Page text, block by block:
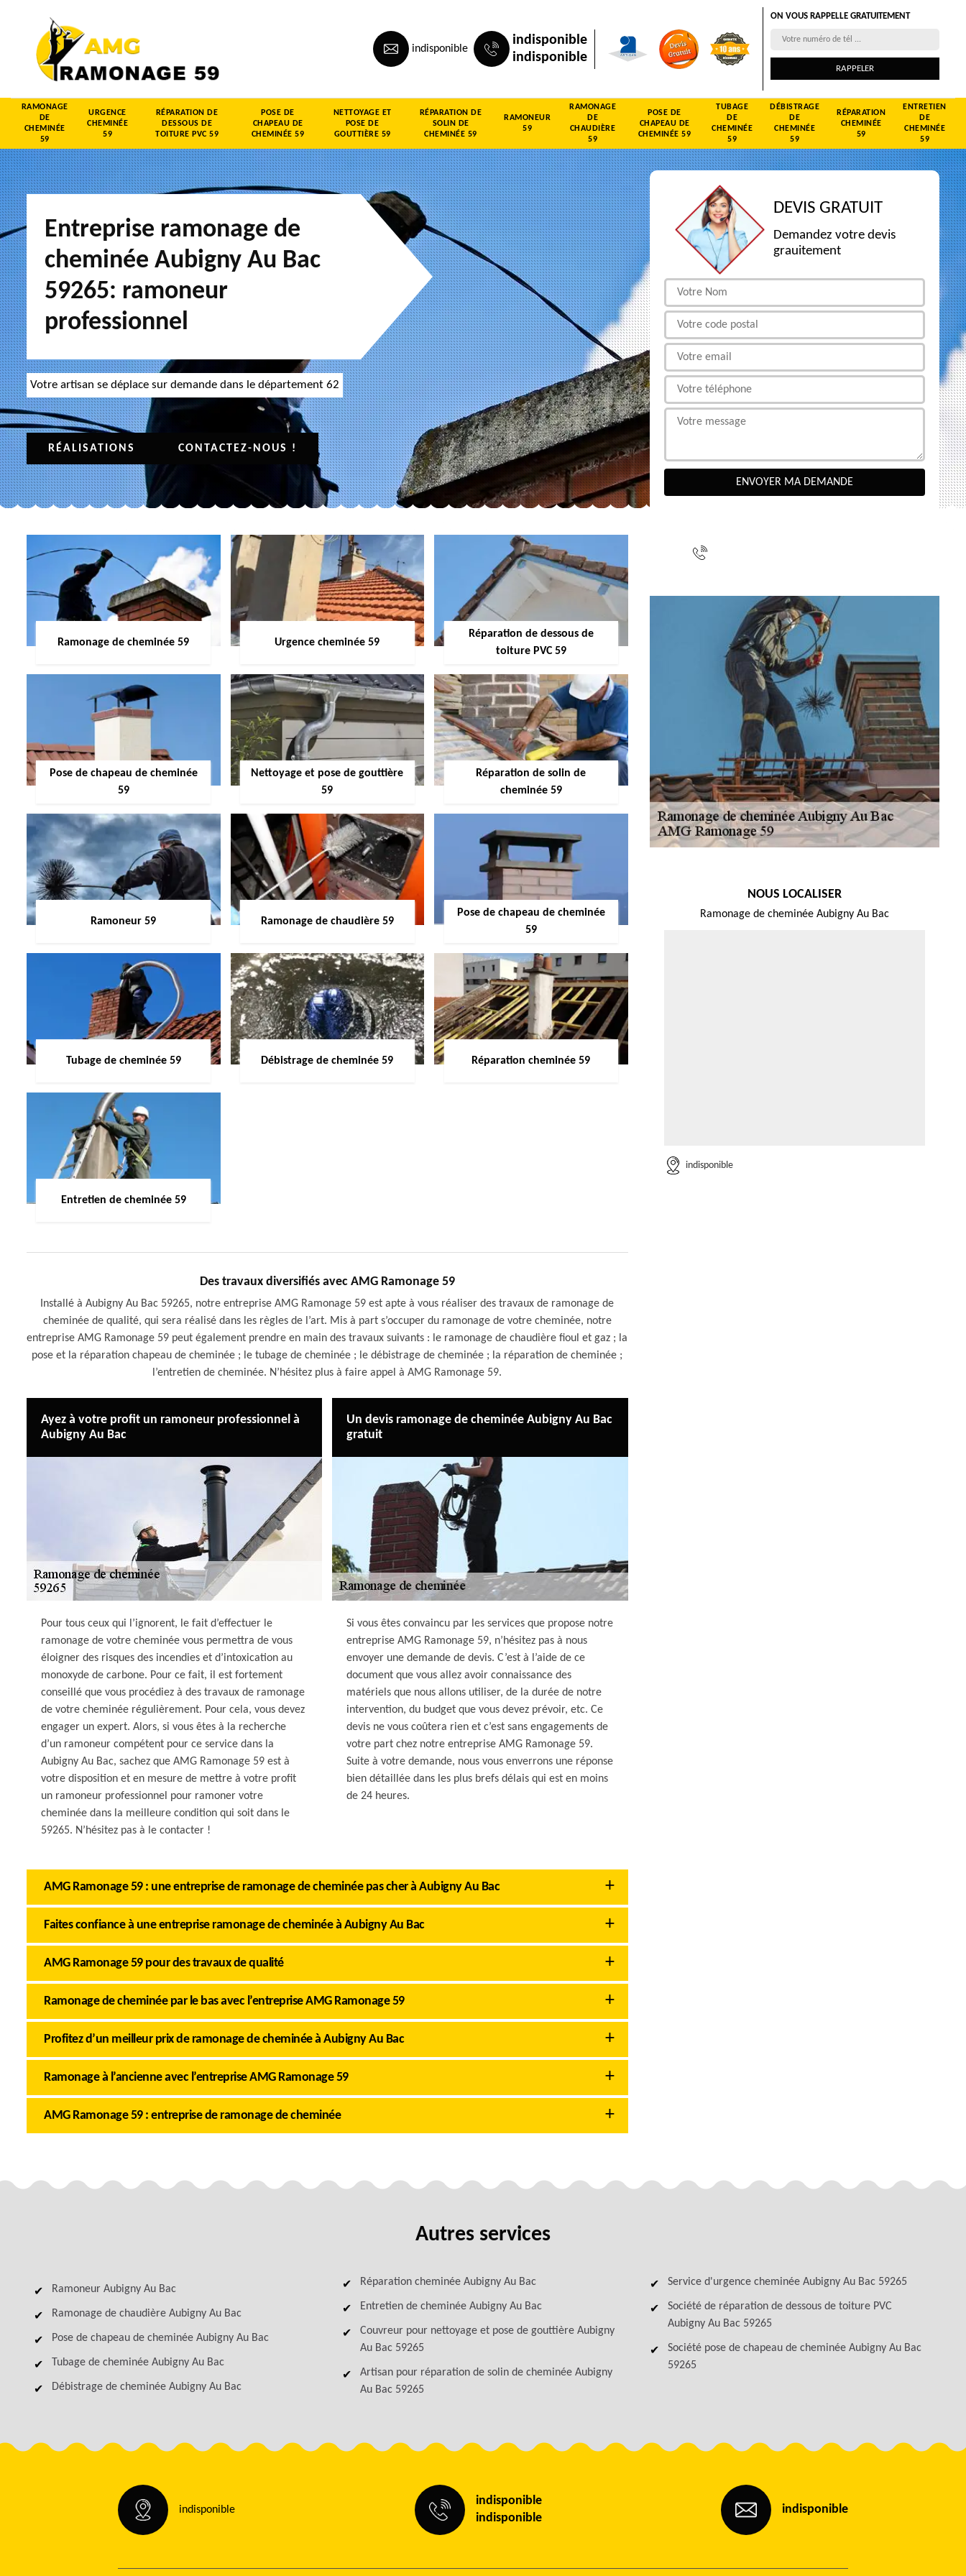
indisponible
indisponible
indisponible
ON VOUS RAPPELLE GRATUITEMENT
RAMONAGE
DE
CHEMINÉE
59
URGENCE
CHEMINÉE
59
RÉPARATION DE
DESSOUS DE
TOITURE PVC 59
POSE DE
CHAPEAU DE
CHEMINÉE 59
NETTOYAGE ET
POSE DE
GOUTTIÈRE 59
RÉPARATION DE
SOLIN DE
CHEMINÉE 59
RAMONEUR
59
RAMONAGE
DE
CHAUDIÈRE
59
POSE DE
CHAPEAU DE
CHEMINÉE 59
TUBAGE
DE
CHEMINÉE
59
DÉBISTRAGE
DE
CHEMINÉE
59
RÉPARATION
CHEMINÉE
59
ENTRETIEN
DE
CHEMINÉE
59
Entreprise ramonage de
cheminée Aubigny Au Bac
59265: ramoneur
professionnel
Votre artisan se déplace sur demande dans le département 62
RÉALISATIONS CONTACTEZ-NOUS !
Ramonage de cheminée 59 Urgence cheminée 59
Réparation de dessous de
toiture PVC 59
Pose de chapeau de cheminée
59
Nettoyage et pose de gouttière
59
Réparation de solin de
cheminée 59
Ramoneur 59 Ramonage de chaudière 59
Pose de chapeau de cheminée
59
Tubage de cheminée 59 Débistrage de cheminée 59 Réparation cheminée 59
Entretien de cheminée 59
Des travaux diversifiés avec AMG Ramonage 59
Installé à Aubigny Au Bac 59265, notre entreprise AMG Ramonage 59 est apte à vous réaliser des travaux de ramonage de
cheminée de qualité, qui sera réalisé dans les règles de l’art. Mis à part s’occuper du ramonage de votre cheminée, notre
entreprise AMG Ramonage 59 peut également prendre en main des travaux suivants : le ramonage de chaudière fioul et gaz ; la
pose et la réparation chapeau de cheminée ; le tubage de cheminée ; le débistrage de cheminée ; la réparation de cheminée ;
l’entretien de cheminée. N’hésitez plus à faire appel à AMG Ramonage 59.
Ayez à votre profit un ramoneur professionnel à
Aubigny Au Bac
Pour tous ceux qui l’ignorent, le fait d’effectuer le
ramonage de votre cheminée vous permettra de vous
éloigner des risques des incendies et d’intoxication au
monoxyde de carbone. Pour ce fait, il est fortement
conseillé que vous procédiez à des travaux de ramonage
de votre cheminée régulièrement. Pour cela, vous devez
engager un expert. Alors, si vous êtes à la recherche
d’un ramoneur compétent pour ce service dans la
Aubigny Au Bac, sachez que AMG Ramonage 59 est à
votre disposition et en mesure de mettre à votre profit
un ramoneur professionnel pour ramoner votre
cheminée dans la meilleure condition qui soit dans le
59265. N’hésitez pas à le contacter !
Un devis ramonage de cheminée Aubigny Au Bac
gratuit
Si vous êtes convaincu par les services que propose notre
entreprise AMG Ramonage 59, n’hésitez pas à nous
envoyer une demande de devis. C’est à l’aide de ce
document que vous allez avoir connaissance des
matériels que nous allons utiliser, de la durée de notre
intervention, du budget que vous devez prévoir, etc. Ce
devis ne vous coûtera rien et c’est sans engagements de
votre part chez notre entreprise AMG Ramonage 59.
Suite à votre demande, nous vous enverrons une réponse
bien détaillée dans les plus brefs délais qui est en moins
de 24 heures.
AMG Ramonage 59 : une entreprise de ramonage de cheminée pas cher à Aubigny Au Bac
Faites confiance à une entreprise ramonage de cheminée à Aubigny Au Bac
AMG Ramonage 59 pour des travaux de qualité
Ramonage de cheminée par le bas avec l’entreprise AMG Ramonage 59
Profitez d’un meilleur prix de ramonage de cheminée à Aubigny Au Bac
Ramonage à l’ancienne avec l’entreprise AMG Ramonage 59
AMG Ramonage 59 : entreprise de ramonage de cheminée
DEVIS GRATUIT
Demandez votre devis
grauitement
NOUS LOCALISER
Ramonage de cheminée Aubigny Au Bac
indisponible
Autres services
Ramoneur Aubigny Au Bac
Ramonage de chaudière Aubigny Au Bac
Pose de chapeau de cheminée Aubigny Au Bac
Tubage de cheminée Aubigny Au Bac
Débistrage de cheminée Aubigny Au Bac
Réparation cheminée Aubigny Au Bac
Entretien de cheminée Aubigny Au Bac
Couvreur pour nettoyage et pose de gouttière Aubigny
Au Bac 59265
Artisan pour réparation de solin de cheminée Aubigny
Au Bac 59265
Service d'urgence cheminée Aubigny Au Bac 59265
Société de réparation de dessous de toiture PVC
Aubigny Au Bac 59265
Société pose de chapeau de cheminée Aubigny Au Bac
59265
indisponible
indisponible
indisponible
indisponible